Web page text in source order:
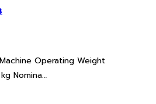
Operating Weight
Nomina…